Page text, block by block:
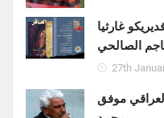
غارثيا
الصالحي
27th
موفق